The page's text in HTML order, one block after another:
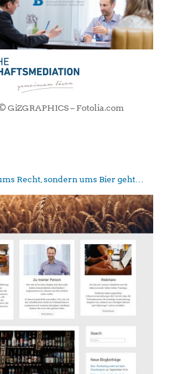
GiZGRAPHICS – Fotolia.com
Recht, sondern ums Bier geht…